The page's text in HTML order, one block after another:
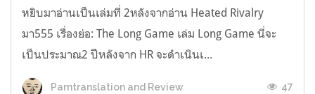
หยิบมาอ่านเป็นเล่มที่ 2หลังจากอ่าน Heated Rivalry
มา555 เรื่องย่อ: The Long Game เล่ม Long Game นี่จะ
เป็นประมาณ2 ปีหลังจาก HR จะดำเนินเ...
Parntranslation and Review 47